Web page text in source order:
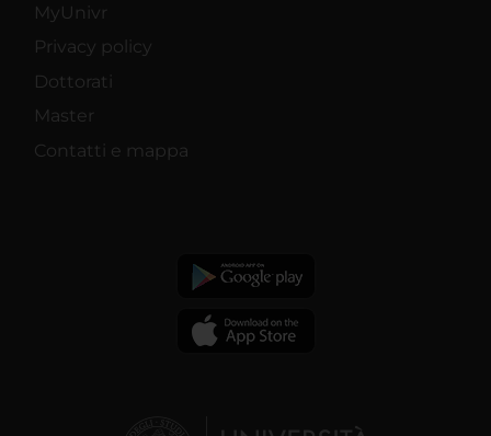
MyUnivr
Privacy policy
Dottorati
Master
Contatti e mappa